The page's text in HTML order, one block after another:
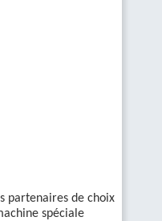
partenaires de choix
spéciale